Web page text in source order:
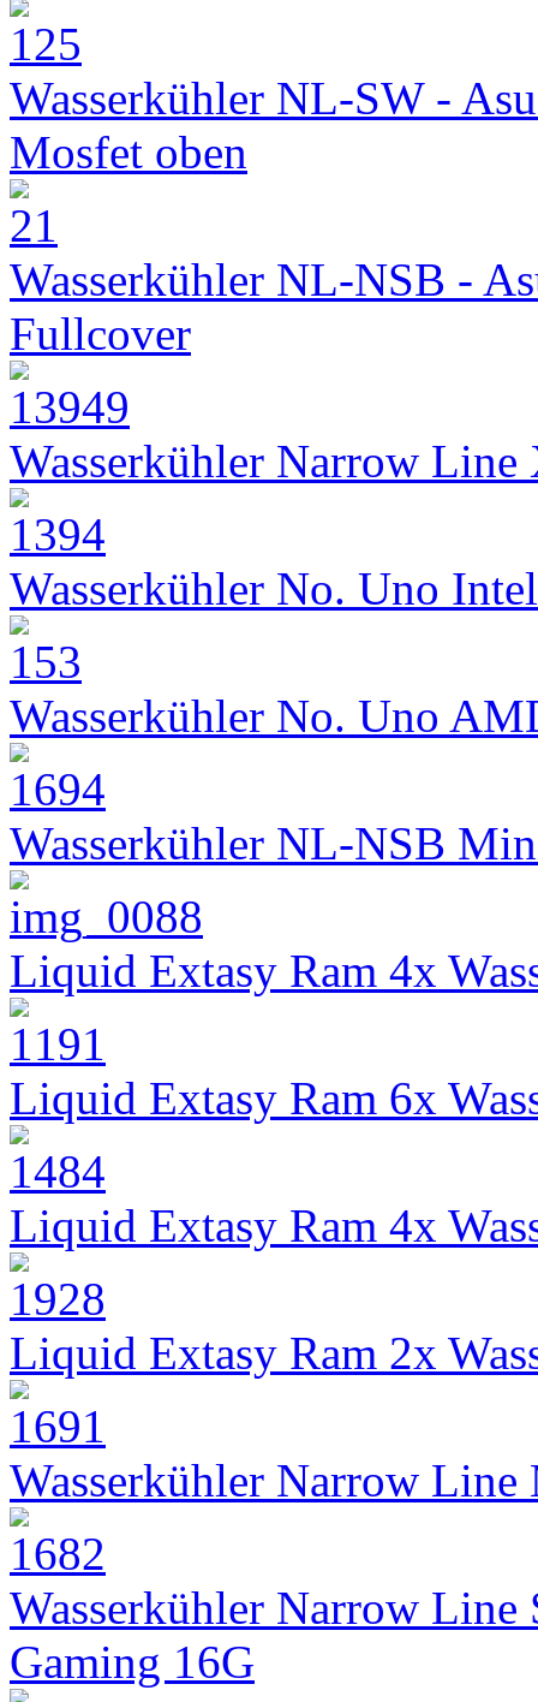
Wasserkühler NL-SW -
Mosfet oben
Wasserkühler NL-NSB -
Fullcover
Wasserkühler Narrow
Wasserkühler No. Uno Intel
Wasserkühler No. Uno
Wasserkühler NL-NSB
Liquid Extasy Ram 4x
Liquid Extasy Ram 6x
Liquid Extasy Ram 4x
Liquid Extasy Ram 2x
Wasserkühler Narrow
Wasserkühler Narrow
Gaming 16G